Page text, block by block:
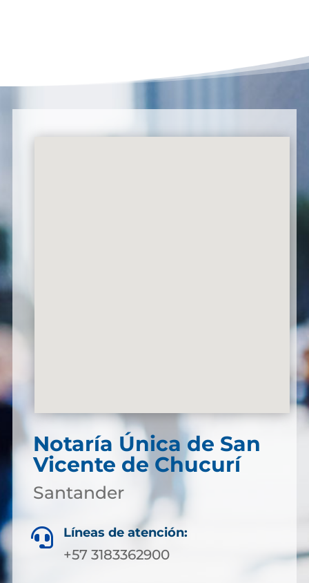
Notaría Única de San
Vicente de Chucurí
Santander
 Líneas de atención:
+57 3183362900